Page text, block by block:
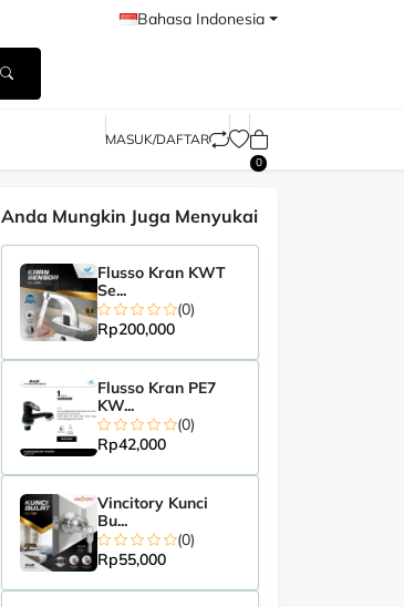
Bahasa Indonesia
MASUK/DAFTAR
0
Anda Mungkin Juga Menyukai
Flusso Kran KWT
Se...
(0)
Rp200,000
Flusso Kran PE7
KW...
(0)
Rp42,000
Vincitory Kunci
Bu...
(0)
Rp55,000